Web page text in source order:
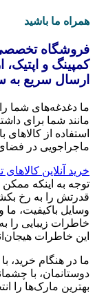
همراه ما باشید
فروشگاه
کمپینگ و
ارسال سریع به
ما دغدغه‌های شما
مانند شما برای
استفاده از
ماجراجویی در
خرید آنلاین
توجه به اینکه
قدرتش را به رخ
وسایل باکیفیت، ما
خاطرات زیبایی را
این خاطرات
ما در هنگام خرید،
دوستانمان، با
بهترین مارک‌ها